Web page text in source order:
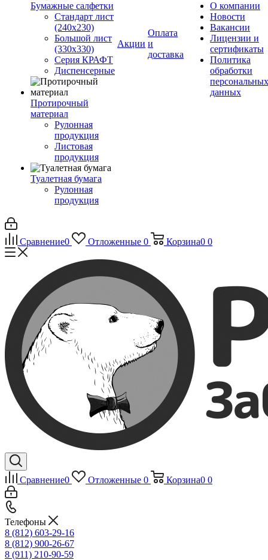
Бумажные салфетки
Стандарт лист
(240х230)
Большой лист
(330х330)
Серия КРАФТ
Диспенсерные
Протирочный
материал
Рулонная
продукция
Листовая
продукция
Туалетная бумага
Рулонная
продукция
Акции
Оплата
и
доставка
О компании
Новости
Вакансии
Лицензии и
сертификаты
Политика
обработки
персональных
данных
Сравнение0 Отложенные 0 Корзина0 0
Сравнение0 Отложенные 0 Корзина0 0
Телефоны
8 (812) 603-29-16
8 (812) 900-26-67
8 (911) 210-90-59